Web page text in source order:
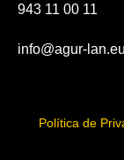
943 11 00 11
info@agur-
Política de